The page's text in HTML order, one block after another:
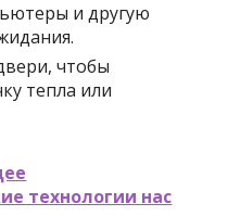
и другую
чтобы
тепла или
технологии нас